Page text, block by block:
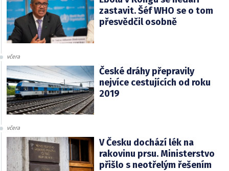
zastavit. Šéf WHO se o tom
přesvědčil osobně
včera
České dráhy přepravily
nejvíce cestujících od roku
2019
včera
V Česku dochází lék na
rakovinu prsu. Ministerstvo
přišlo s neotřelým řešením